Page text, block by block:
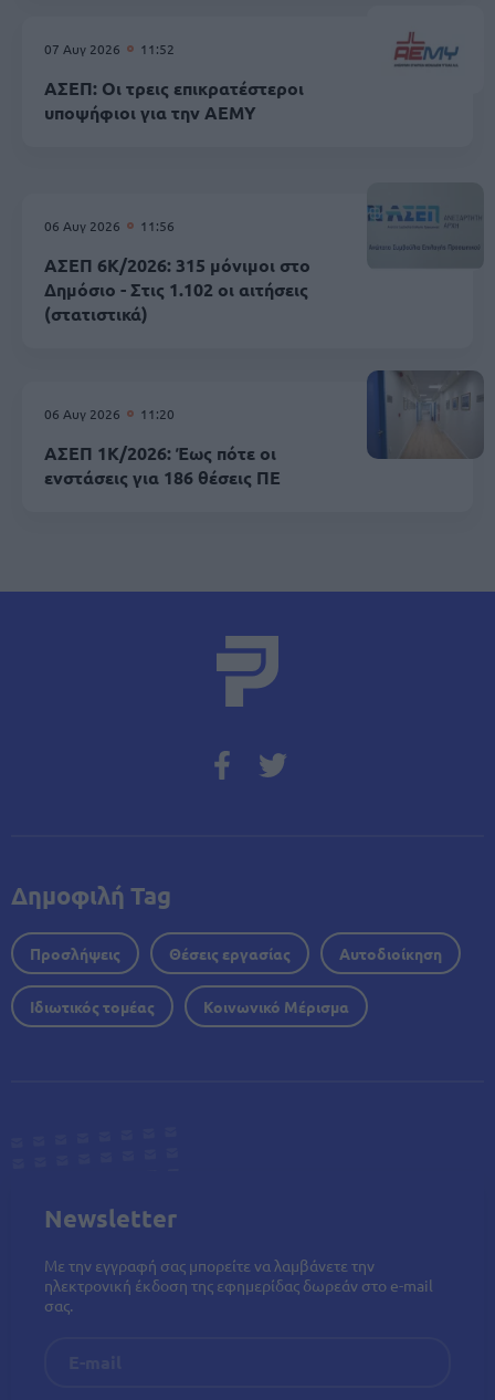
07 Αυγ 2026 11:52
ΑΣΕΠ: Οι τρεις επικρατέστεροι
υποψήφιοι για την ΑΕΜΥ
06 Αυγ 2026 11:56
ΑΣΕΠ 6Κ/2026: 315 μόνιμοι στο
Δημόσιο - Στις 1.102 οι αιτήσεις
(στατιστικά)
06 Αυγ 2026 11:20
ΑΣΕΠ 1Κ/2026: Έως πότε οι
ενστάσεις για 186 θέσεις ΠΕ
Δημοφιλή Tag
Προσλήψεις Θέσεις εργασίας Αυτοδιοίκηση
Ιδιωτικός τομέας Κοινωνικό Μέρισμα
Newsletter
Με την εγγραφή σας μπορείτε να λαμβάνετε την
ηλεκτρονική έκδοση της εφημερίδας δωρεάν στο e-mail
σας.